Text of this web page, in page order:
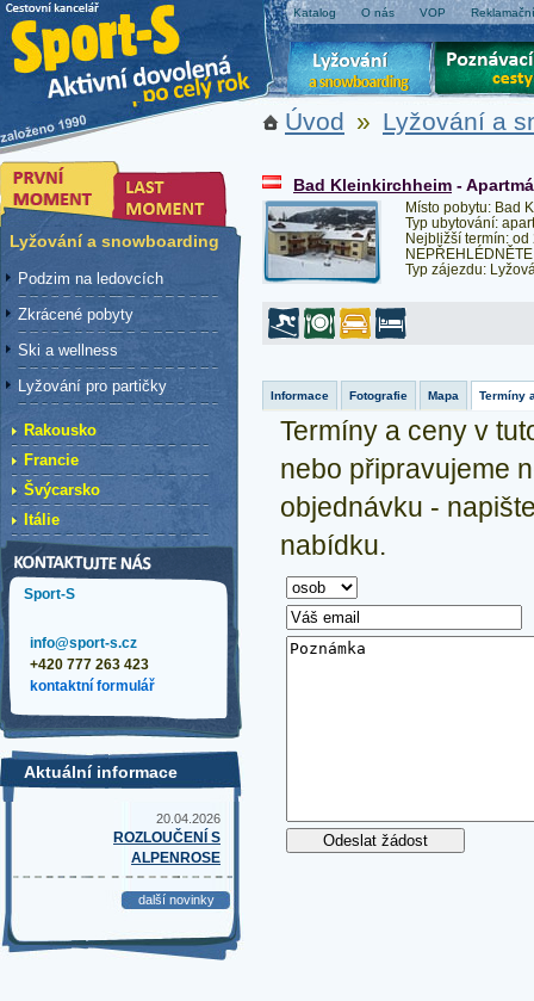
Katalog O nás VOP
Úvod » Lyžování a
Bad Kleinkirchheim -
Místo pobytu: Bad
Typ ubytování:
Nejbližší termín:
Typ zájezdu:
Informace Fotografie Mapa Termíny
Termíny a ceny v
nebo připravujeme
objednávku -
nabídku.
Lyžování a snowboarding
Podzim na ledovcích
Zkrácené pobyty
Ski a wellness
Lyžování pro partičky
Rakousko
Francie
Švýcarsko
Itálie
Sport-S
info@sport-s.cz
+420 777 263 423
kontaktní formulář
Aktuální informace
20.04.2026
ROZLOUČENÍ S
ALPENROSE
další novinky